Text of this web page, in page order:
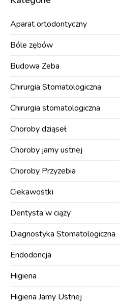
Aparat ortodontyczny
Bóle zębów
Budowa Zeba
Chirurgia Stomatologiczna
Chirurgia stomatologiczna
Choroby dziąseł
Choroby jamy ustnej
Choroby Przyzebia
Ciekawostki
Dentysta w ciąży
Diagnostyka Stomatologiczna
Endodoncja
Higiena
Higiena Jamy Ustnej